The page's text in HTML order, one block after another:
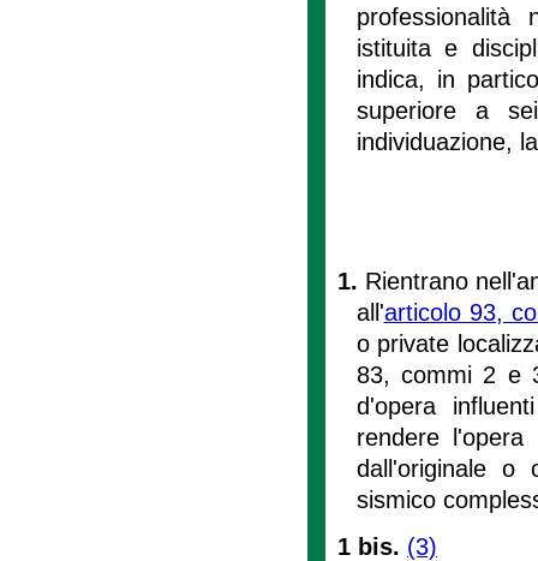
professionalità
istituita e
indica, in
superiore a
individuazione,
1. Rientrano
all'articolo 93,
o private
83, commi 2 e
d'opera
rendere
dall'originale o
sismico
1 bis. (3)